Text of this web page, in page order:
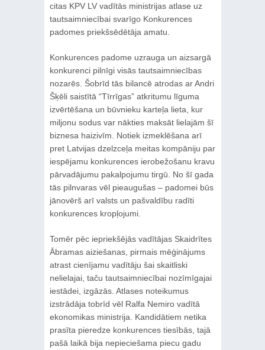
citas KPV LV vadītās ministrijas atlase uz
tautsaimniecībai svarīgo Konkurences
padomes priekšsēdētāja amatu.
Konkurences padome uzrauga un aizsargā
konkurenci pilnīgi visās tautsaimniecības
nozarēs. Šobrīd tās bilancē atrodas ar Andri
Šķēli saistītā “Tīrrīgas” atkritumu līguma
izvērtēšana un būvnieku karteļa lieta, kur
miljonu sodus var nākties maksāt lielajām šī
biznesa haizivīm. Notiek izmeklēšana arī
pret Latvijas dzelzceļa meitas kompāniju par
iespējamu konkurences ierobežošanu kravu
pārvadājumu pakalpojumu tirgū. No šī gada
tās pilnvaras vēl pieaugušas – padomei būs
jānovērš arī valsts un pašvaldību radīti
konkurences kropļojumi.
Tomēr pēc iepriekšējās vadītājas Skaidrītes
Ābramas aiziešanas, pirmais mēģinājums
atrast cienījamu vadītāju šai skaitliski
nelielajai, taču tautsaimniecībai nozīmīgajai
iestādei, izgāzās. Atlases noteikumus
izstrādāja tobrīd vēl Ralfa Nemiro vadītā
ekonomikas ministrija. Kandidātiem netika
prasīta pieredze konkurences tiesībās, tajā
pašā laikā bija nepieciešama piecu gadu